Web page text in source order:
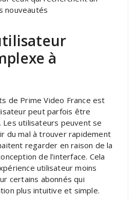
nouveautés
à
de Prime Video France est
peut parfois être
Les utilisateurs peuvent se
du mal à trouver rapidement
regarder en raison de la
de l’interface. Cela
utilisateur moins
certains abonnés qui
plus intuitive et simple.